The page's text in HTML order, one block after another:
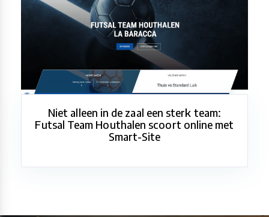
Niet alleen in de zaal een sterk team:
Futsal Team Houthalen scoort online met
Smart-Site